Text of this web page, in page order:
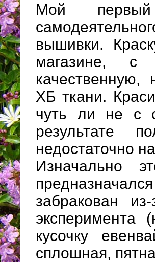
Мой
вышивки.
магазине, с
ХБ ткани.
чуть ли не с
результате
недостаточно
Изначально
забракован
эксперимента
кусочку
сплошная,